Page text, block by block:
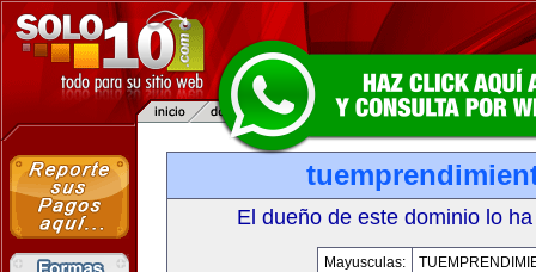
El dueño de este dominio lo
Mayusculas: